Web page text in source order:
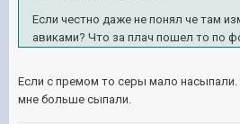
Если честно даже не понял че там
авиками? Что за плач пошел то по
Если с премом то серы мало
мне больше сыпали.